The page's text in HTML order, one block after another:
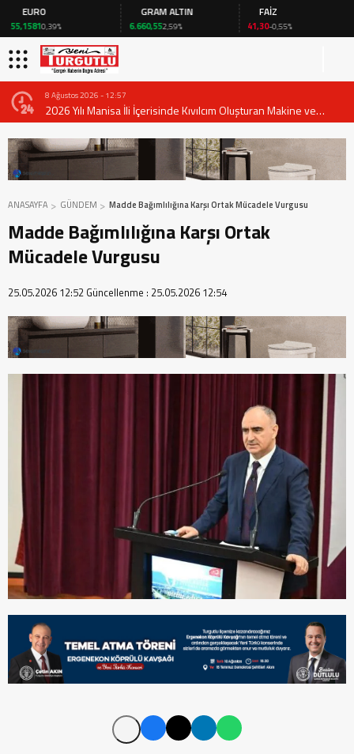
EURO
55,15810,39%
GRAM ALTIN
6.660,552,59%
FAİZ
41,30-0,55%
8 Ağustos 2026 - 12:57
2026 Yılı Manisa İli İçerisinde Kıvılcım Oluşturan Makine ve
Ekipmanların Kullanımında Alınması Gereken Tedbirlere İlişkin
Valilik Genel Emri
ANASAYFA GÜNDEM Madde Bağımlılığına Karşı Ortak Mücadele Vurgusu
Madde Bağımlılığına Karşı Ortak
Mücadele Vurgusu
25.05.2026 12:52 Güncellenme : 25.05.2026 12:54